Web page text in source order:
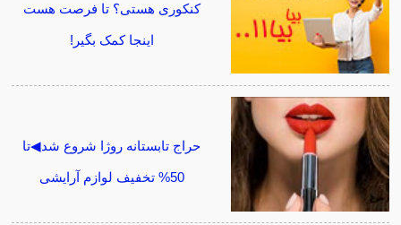
کنکوری هستی؟ تا فرصت هست
اینجا کمک بگیر!
حراج تابستانه روژا شروع شد◀تا
50% تخفیف لوازم آرایشی